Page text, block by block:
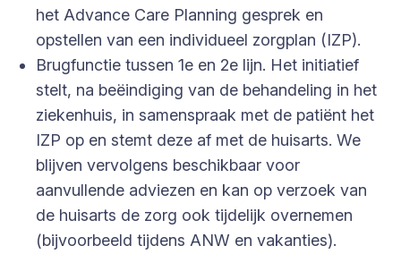
het Advance Care Planning gesprek en
opstellen van een individueel zorgplan (IZP).
Brugfunctie tussen 1e en 2e lijn. Het initiatief
stelt, na beëindiging van de behandeling in het
ziekenhuis, in samenspraak met de patiënt het
IZP op en stemt deze af met de huisarts. We
blijven vervolgens beschikbaar voor
aanvullende adviezen en kan op verzoek van
de huisarts de zorg ook tijdelijk overnemen
(bijvoorbeeld tijdens ANW en vakanties).